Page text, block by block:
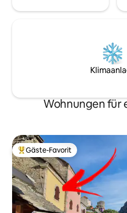
Wohnungen für
Beliebter Gäste-Favorit.
Gäste-Favorit